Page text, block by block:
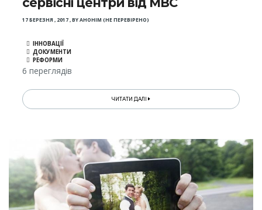
17 БЕРЕЗНЯ , 2017,BYАНОНІМ (НЕ ПЕРЕВІРЕНО)
ІННОВАЦІЇ
ДОКУМЕНТИ
РЕФОРМИ
6 переглядів
ЧИТАТИ ДАЛІ